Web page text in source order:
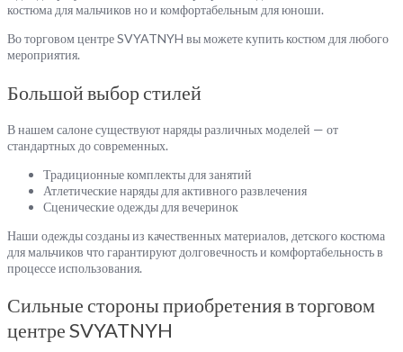
костюма для мальчиков но и комфортабельным для юноши.
Во торговом центре SVYATNYH вы можете купить костюм для любого
мероприятия.
Большой выбор стилей
В нашем салоне существуют наряды различных моделей — от
стандартных до современных.
Традиционные комплекты для занятий
Атлетические наряды для активного развлечения
Сценические одежды для вечеринок
Наши одежды созданы из качественных материалов, детского костюма
для мальчиков что гарантируют долговечность и комфортабельность в
процессе использования.
Сильные стороны приобретения в торговом
центре SVYATNYH